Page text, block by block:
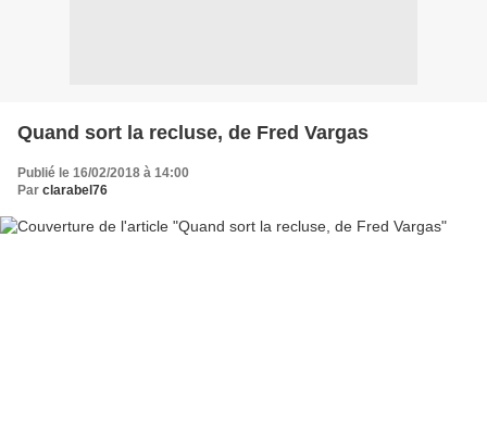
Quand sort la recluse, de Fred Vargas
Publié le 16/02/2018 à 14:00
Par clarabel76